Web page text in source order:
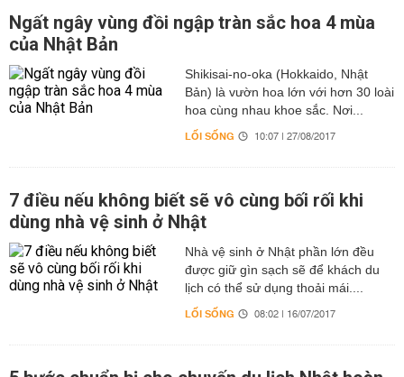
Ngất ngây vùng đồi ngập tràn sắc hoa 4 mùa
của Nhật Bản
Shikisai-no-oka (Hokkaido, Nhật
Bản) là vườn hoa lớn với hơn 30 loài
hoa cùng nhau khoe sắc. Nơi...
LỐI SỐNG 10:07 | 27/08/2017
7 điều nếu không biết sẽ vô cùng bối rối khi
dùng nhà vệ sinh ở Nhật
Nhà vệ sinh ở Nhật phần lớn đều
được giữ gìn sạch sẽ để khách du
lịch có thể sử dụng thoải mái....
LỐI SỐNG 08:02 | 16/07/2017